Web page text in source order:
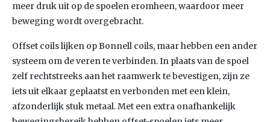
meer druk uit op de spoelen eromheen, waardoor meer
beweging wordt overgebracht.
Offset coils lijken op Bonnell coils, maar hebben een ander
systeem om de veren te verbinden. In plaats van de spoel
zelf rechtstreeks aan het raamwerk te bevestigen, zijn ze
iets uit elkaar geplaatst en verbonden met een klein,
afzonderlijk stuk metaal. Met een extra onafhankelijk